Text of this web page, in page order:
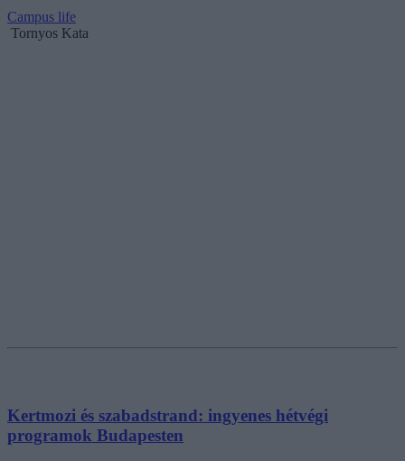
Campus life
Tornyos Kata
Kertmozi és szabadstrand: ingyenes hétvégi
programok Budapesten